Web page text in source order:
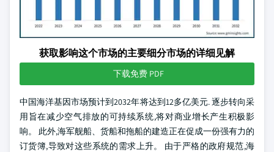
获取影响这个市场的主要细分市场的详细见解
下载免费 PDF
中国海洋基因市场预计到2032年将达到12多亿美元. 逐步转向采
用旨在减少空气排放的可持续系统,将对商业增长产生积极影
响。 此外,海军舰船、货船和拖船的建造正在促成一份强有力的
订货簿,导致对这些系统的需求上升。 由于严格的政府规范,海